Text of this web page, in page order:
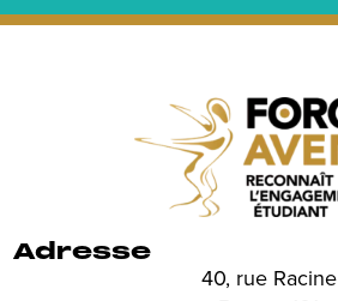
Adresse
40, rue Racine